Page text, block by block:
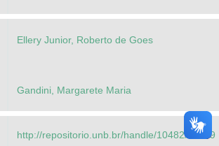
Ellery Junior, Roberto de Goes
Gandini, Margarete Maria
http://repositorio.unb.br/handle/10482/13149